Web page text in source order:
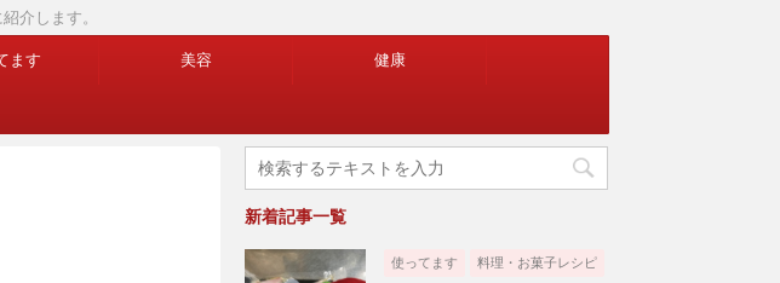
介します。
ます 美容 健康
新着記事一覧
使ってます 料理・お菓子レシピ